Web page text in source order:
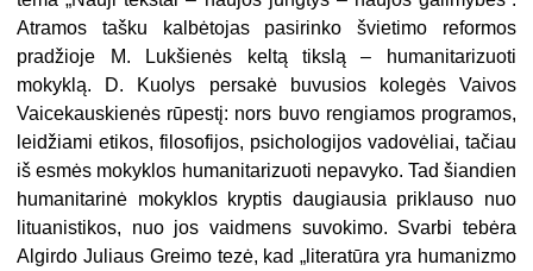
Atramos tašku kalbėtojas pasirinko švietimo reformos
pradžioje M. Lukšienės keltą tikslą – humanitarizuoti
mokyklą. D. Kuolys persakė buvusios kolegės Vaivos
Vaicekauskienės rūpestį: nors buvo rengiamos programos,
leidžiami etikos, filosofijos, psichologijos vadovėliai, tačiau
iš esmės mokyklos humanitarizuoti nepavyko. Tad šiandien
humanitarinė mokyklos kryptis daugiausia priklauso nuo
lituanistikos, nuo jos vaidmens suvokimo. Svarbi tebėra
Algirdo Juliaus Greimo tezė, kad „literatūra yra humanizmo